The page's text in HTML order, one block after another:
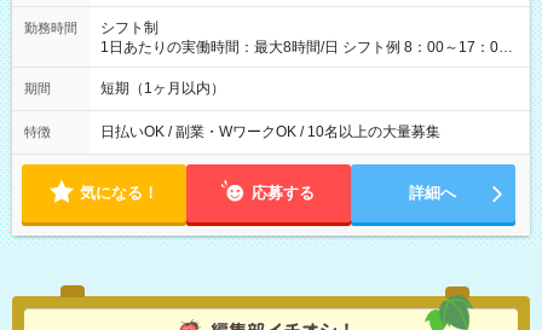
勤務時間
シフト制
1日あたりの実働時間：最大8時間/日 シフト例 8：00～17：00
21：00～6：00 ※現場によっては多少時間は前後します ▶残業
ほとんどなし！ ▶時間より早く終わることの方が多いと思いま
も日給は同額支給！
期間 短期（1ヶ月以内）
特徴 日払いOK / 副業・WワークOK / 10名以上の大量募集
気になる！ 応募する 詳細へ